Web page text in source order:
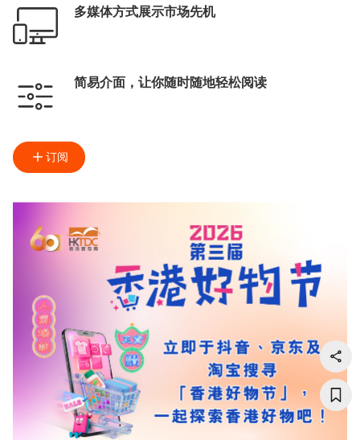
多媒体方式展示市场先机
简易介面，让你随时随地轻松阅读
订阅